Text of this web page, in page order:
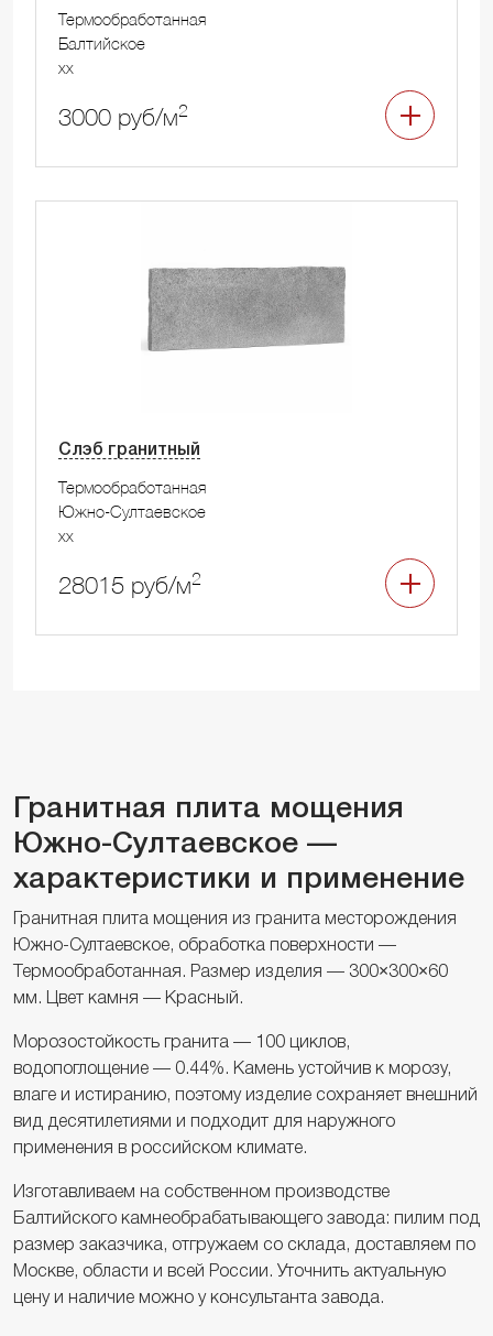
Термообработанная
Балтийское
xx
3000 руб/м2
Слэб гранитный
Термообработанная
Южно-Султаевское
xx
28015 руб/м2
Гранитная плита мощения
Южно-Султаевское —
характеристики и применение
Гранитная плита мощения из гранита месторождения
Южно-Султаевское, обработка поверхности —
Термообработанная. Размер изделия — 300×300×60
мм. Цвет камня — Красный.
Морозостойкость гранита — 100 циклов,
водопоглощение — 0.44%. Камень устойчив к морозу,
влаге и истиранию, поэтому изделие сохраняет внешний
вид десятилетиями и подходит для наружного
применения в российском климате.
Изготавливаем на собственном производстве
Балтийского камнеобрабатывающего завода: пилим под
размер заказчика, отгружаем со склада, доставляем по
Москве, области и всей России. Уточнить актуальную
цену и наличие можно у консультанта завода.